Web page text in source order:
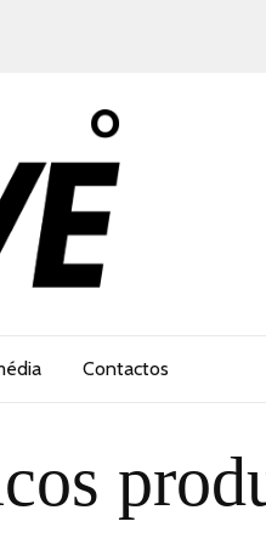
Contactos